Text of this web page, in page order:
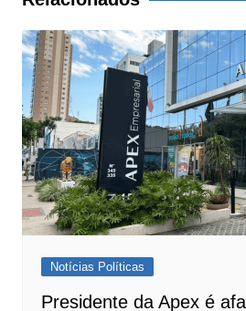
Notícias Políticas
Presidente da Apex é